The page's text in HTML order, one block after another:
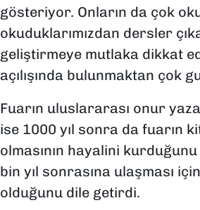
gösteriyor. Onların da çok
okuduklarımızdan dersler
geliştirmeye mutlaka dikkat
açılışında bulunmaktan çok
Fuarın uluslararası onur
ise 1000 yıl sonra da fuarın
olmasının hayalini
bin yıl sonrasına ulaşması
olduğunu dile getirdi.